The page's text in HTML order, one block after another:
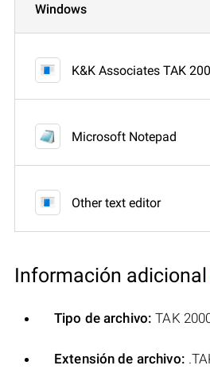
Windows
K&K Associates TAK
Microsoft Notepad
Other text editor
Información adicional
Tipo de archivo: TAK
Extensión de archivo: